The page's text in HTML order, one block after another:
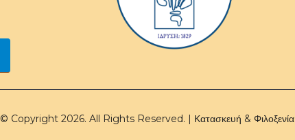
© Copyright 2026. All Rights Reserved. | Κατασκευή & Φιλοξενία